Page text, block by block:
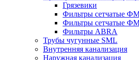
Грязевики
Фильтры сетчатые
Фильтры сетчатые
Фильтры ABRA
Трубы чугунные SML
Внутренняя канализация
Наружная канализация